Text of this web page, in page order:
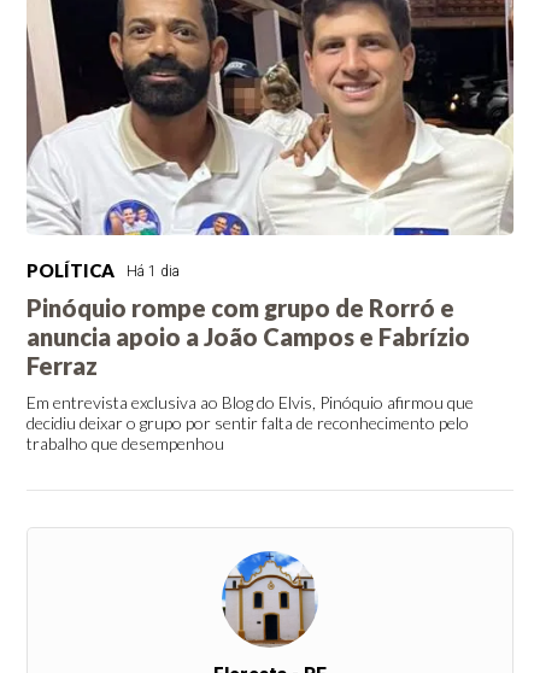
POLÍTICA Há 1 dia
Pinóquio rompe com grupo de Rorró e
anuncia apoio a João Campos e Fabrízio
Ferraz
Em entrevista exclusiva ao Blog do Elvis, Pinóquio afirmou que
decidiu deixar o grupo por sentir falta de reconhecimento pelo
trabalho que desempenhou